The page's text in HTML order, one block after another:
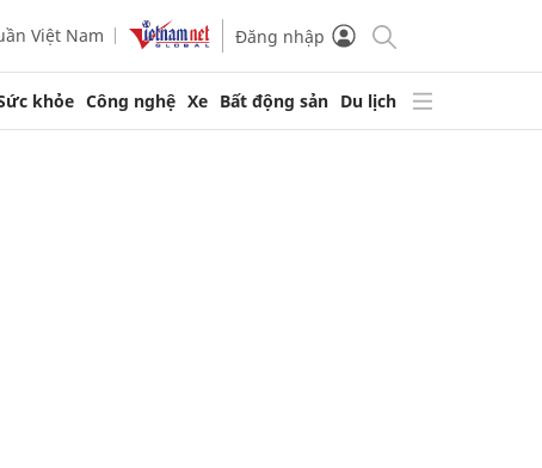
Việt Nam Đăng nhập
khỏe Công nghệ Xe Bất động sản Du lịch